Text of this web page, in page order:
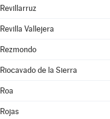
Revillarruz
Revilla Vallejera
Rezmondo
Riocavado de la Sierra
Roa
Rojas